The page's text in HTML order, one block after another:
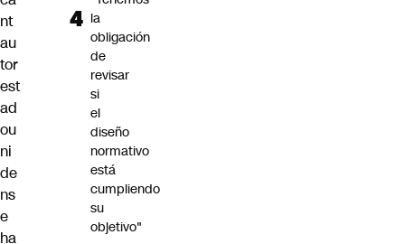
nt
au
tor
est
ad
ou
ni
de
ns
e
ha
la
obligación
de
revisar
si
el
diseño
normativo
está
cumpliendo
su
objetivo"